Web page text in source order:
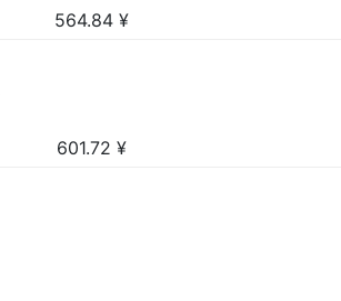
564.84 ¥
601.72 ¥